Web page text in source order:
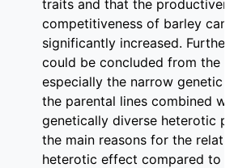
traits and that the
competitiveness of barley can
significantly increased.
could be concluded from the
especially the narrow genetic
the parental lines combined
genetically diverse heterotic
the main reasons for the
heterotic effect compared to